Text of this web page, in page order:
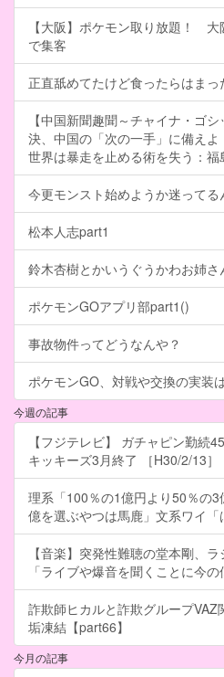
【大阪】ポケモン取り放題！
で集客
正直舐めてたけど食ったらはま
【中国新聞趣聞～チャイナ・ゴ
決、中国の「次の一手」に備えよ
世界は暴走を止める術を失う：福
今更モンスト始めようか迷ってる
松本人志part1
鈴木杏樹とかいうぐうかわお姉さ
ポケモンGOアプリ部part1()
事故物件ってどうなんや？
ポケモンGO、対戦や交換の実装
今週の記事
【フジテレビ】 ガチャピン勤
キッキーズ3月終了 ［H30/2/13］
理系「100％の1億円より50％の
億を選ぶやつは馬鹿」文系ワイ「
【音楽】突発性難聴の堂本剛、
「ライブや爆音を聞くことに今の
詐欺師ヒカルと詐欺グループVAZ
垢凍結【part66】
今月の記事